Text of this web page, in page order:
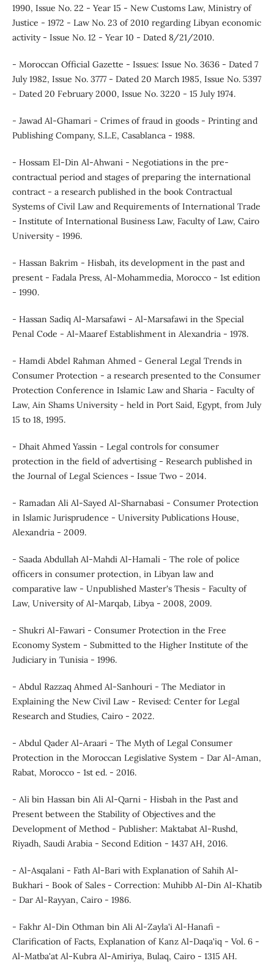
1990, Issue No. 22 - Year 15 - New Customs Law, Ministry of
Justice - 1972 - Law No. 23 of 2010 regarding Libyan economic
activity - Issue No. 12 - Year 10 - Dated 8/21/2010.
- Moroccan Official Gazette - Issues: Issue No. 3636 - Dated 7
July 1982, Issue No. 3777 - Dated 20 March 1985, Issue No. 5397
- Dated 20 February 2000, Issue No. 3220 - 15 July 1974.
- Jawad Al-Ghamari - Crimes of fraud in goods - Printing and
Publishing Company, S.L.E, Casablanca - 1988.
- Hossam El-Din Al-Ahwani - Negotiations in the pre-
contractual period and stages of preparing the international
contract - a research published in the book Contractual
Systems of Civil Law and Requirements of International Trade
- Institute of International Business Law, Faculty of Law, Cairo
University - 1996.
- Hassan Bakrim - Hisbah, its development in the past and
present - Fadala Press, Al-Mohammedia, Morocco - 1st edition
- 1990.
- Hassan Sadiq Al-Marsafawi - Al-Marsafawi in the Special
Penal Code - Al-Maaref Establishment in Alexandria - 1978.
- Hamdi Abdel Rahman Ahmed - General Legal Trends in
Consumer Protection - a research presented to the Consumer
Protection Conference in Islamic Law and Sharia - Faculty of
Law, Ain Shams University - held in Port Said, Egypt, from July
15 to 18, 1995.
- Dhait Ahmed Yassin - Legal controls for consumer
protection in the field of advertising - Research published in
the Journal of Legal Sciences - Issue Two - 2014.
- Ramadan Ali Al-Sayed Al-Sharnabasi - Consumer Protection
in Islamic Jurisprudence - University Publications House,
Alexandria - 2009.
- Saada Abdullah Al-Mahdi Al-Hamali - The role of police
officers in consumer protection, in Libyan law and
comparative law - Unpublished Master's Thesis - Faculty of
Law, University of Al-Marqab, Libya - 2008, 2009.
- Shukri Al-Fawari - Consumer Protection in the Free
Economy System - Submitted to the Higher Institute of the
Judiciary in Tunisia - 1996.
- Abdul Razzaq Ahmed Al-Sanhouri - The Mediator in
Explaining the New Civil Law - Revised: Center for Legal
Research and Studies, Cairo - 2022.
- Abdul Qader Al-Araari - The Myth of Legal Consumer
Protection in the Moroccan Legislative System - Dar Al-Aman,
Rabat, Morocco - 1st ed. - 2016.
- Ali bin Hassan bin Ali Al-Qarni - Hisbah in the Past and
Present between the Stability of Objectives and the
Development of Method - Publisher: Maktabat Al-Rushd,
Riyadh, Saudi Arabia - Second Edition - 1437 AH, 2016.
- Al-Asqalani - Fath Al-Bari with Explanation of Sahih Al-
Bukhari - Book of Sales - Correction: Muhibb Al-Din Al-Khatib
- Dar Al-Rayyan, Cairo - 1986.
- Fakhr Al-Din Othman bin Ali Al-Zayla'i Al-Hanafi -
Clarification of Facts, Explanation of Kanz Al-Daqa'iq - Vol. 6 -
Al-Matba'at Al-Kubra Al-Amiriya, Bulaq, Cairo - 1315 AH.